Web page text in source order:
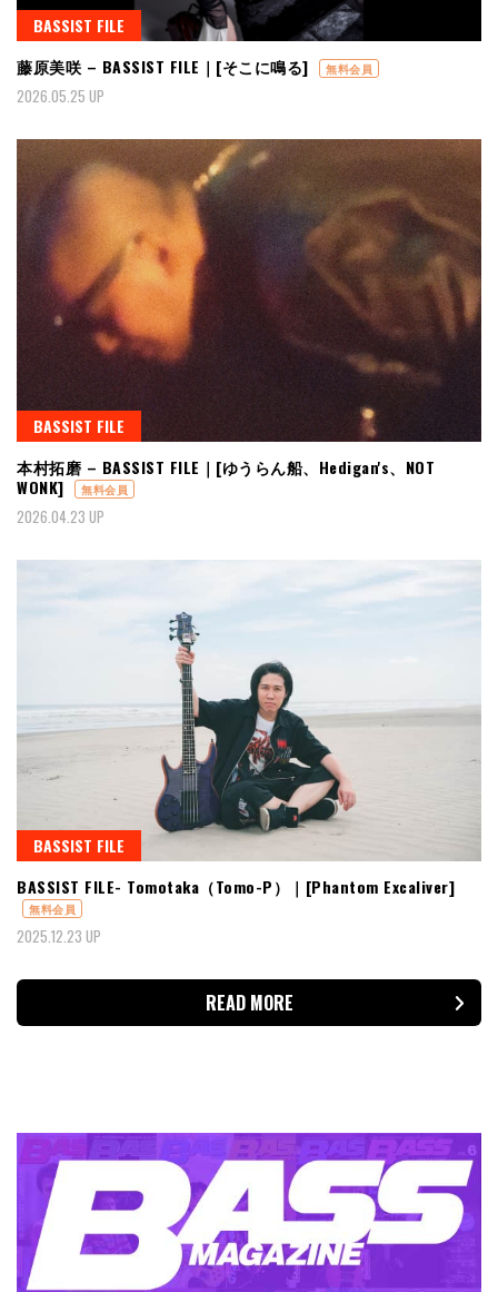
BASSIST FILE
藤原美咲 – BASSIST FILE｜[そこに鳴る]
無料会員
2026.05.25 UP
BASSIST FILE
本村拓磨 – BASSIST FILE｜[ゆうらん船、Hedigan's、NOT
WONK]
無料会員
2026.04.23 UP
BASSIST FILE
BASSIST FILE- Tomotaka（Tomo-P）｜[Phantom Excaliver]
無料会員
2025.12.23 UP
READ MORE